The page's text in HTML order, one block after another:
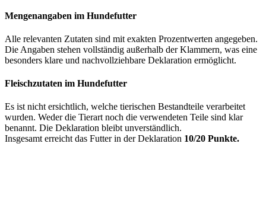
Mengenangaben im Hundefutter
Alle relevanten Zutaten sind mit exakten Prozentwerten angegeben.
Die Angaben stehen vollständig außerhalb der Klammern, was eine
besonders klare und nachvollziehbare Deklaration ermöglicht.
Fleischzutaten im Hundefutter
Es ist nicht ersichtlich, welche tierischen Bestandteile verarbeitet
wurden. Weder die Tierart noch die verwendeten Teile sind klar
benannt. Die Deklaration bleibt unverständlich.
Insgesamt erreicht das Futter in der Deklaration 10/20 Punkte.